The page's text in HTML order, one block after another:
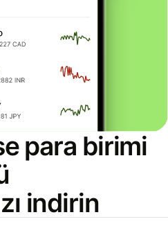
para birimi
indirin